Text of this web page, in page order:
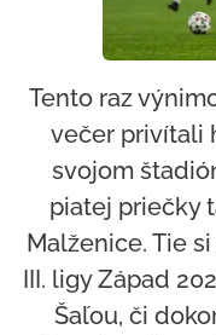
Tento raz
večer privítali
svojom
piatej priečky
Malženice. Tie
III. ligy Západ
Šaľou, či